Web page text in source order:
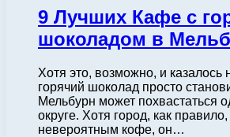
9 Лучших Кафе с
шоколадом в
Хотя это, возможно, и
горячий шоколад просто
Мельбурн может похвастаться
округе. Хотя город, как
невероятным кофе, он…